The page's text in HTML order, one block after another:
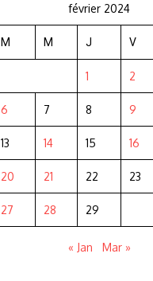
février 2024
M M J V
1 2
6 7 8 9
13 14 15 16
20 21 22 23
27 28 29
« Jan Mar »